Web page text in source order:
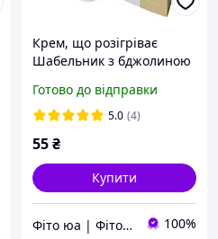
Крем, що розігріває
Шабельник з бджолиною
Готово до відправки
5.0 (4)
55₴
Купити
Фіто юа | Фітоаптека 100%